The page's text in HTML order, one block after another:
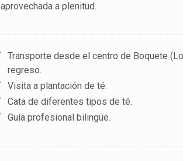
aprovechada a plenitud.
Transporte desde el centro de Boquete
regreso.
Visita a plantación de té.
Cata de diferentes tipos de té.
Guía profesional bilingüe.